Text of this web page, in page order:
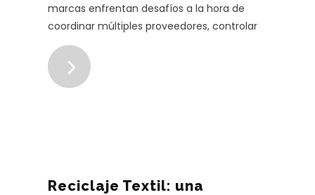
marcas enfrentan desafíos a la hora de
coordinar múltiples proveedores, controlar
la calidad y cumplir con los tiempos d ...
Reciclaje Textil: una